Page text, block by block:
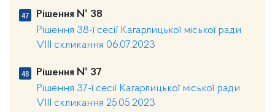
Рішення № 38
Рішення 38-ї сесії Кагарлицької міської ради
VIII скликання 06.07.2023
Рішення № 37
Рішення 37-ї сесії Кагарлицької міської ради
VIII скликання 25.05.2023